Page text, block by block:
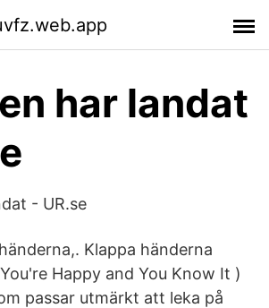
har landat
- UR.se
Klappa händerna
Happy and You Know It )
passar utmärkt att leka på